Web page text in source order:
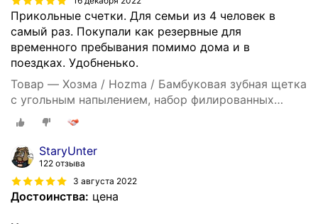
Прикольные счетки. Для семьи из 4 человек в
самый раз. Покупали как резервные для
временного пребывания помимо дома и в
поездках. Удобненько.
Товар — Хозма / Hozma / Бамбуковая зубная щетка
с угольным напылением, набор филированных
бамбуковых щеток 4шт, мягкая
StaryUnter
122 отзыва
3 августа 2022
Достоинства: цена